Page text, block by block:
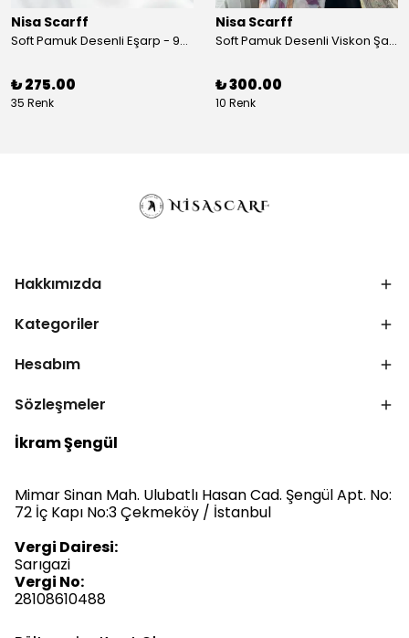
Nisa Scarff
Soft Pamuk Desenli Eşarp - 90 x 90 cm - Acı Kahve/Koyu Sarı
₺ 275.00
35 Renk
Nisa Scarff
Soft Pamuk Desenli Viskon Şal - 77 x 200 cm - Kırık Beyaz/Mor
₺ 300.00
10 Renk
Hakkımızda
Kategoriler
Hesabım
Sözleşmeler
İkram Şengül
Mimar Sinan Mah. Ulubatlı Hasan Cad. Şengül Apt. No:
72 İç Kapı No:3 Çekmeköy / İstanbul
Vergi Dairesi:
Sarıgazi
Vergi No:
28108610488